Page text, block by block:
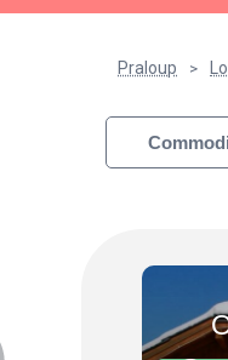
Praloup >
Vue